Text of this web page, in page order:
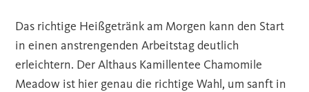
Das richtige Heißgetränk am Morgen kann den Start
in einen anstrengenden Arbeitstag deutlich
erleichtern. Der Althaus Kamillentee Chamomile
Meadow ist hier genau die richtige Wahl, um sanft in